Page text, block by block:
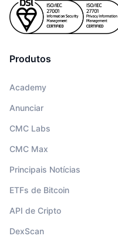
Produtos
Academy
Anunciar
CMC Labs
CMC Max
Principais Notícias
ETFs de Bitcoin
API de Cripto
DexScan